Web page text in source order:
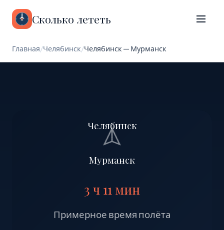
Сколько лететь
Главная/Челябинск/Челябинск — Мурманск
Челябинск
Мурманск
3 ч 11 мин
Примерное время полёта